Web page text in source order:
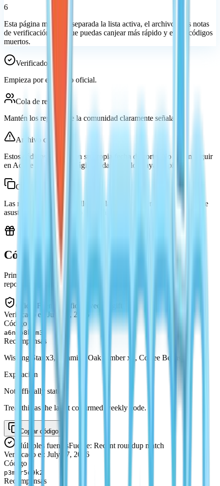
6
Esta página mantiene separada la lista activa, el archivo y las notas
de verificación para que puedas canjear más rápido y evitar códigos
muertos.
Verificado ahora
Empieza por el código oficial.
Cola de revisión
Mantén los reportes de la comunidad claramente señalados.
Archivo caducado
Estos códigos ya pasaron su propia fecha de corte. No deben seguir
en Active aunque otra página todavía no los haya limpiado.
Copiar rápido
Las recompensas suelen llegar a la mailbox fuera de la casa. No te
asustes si el inventario no cambia al instante.
Códigos activos
Primero los oficiales, luego los de múltiples fuentes y después los
reportados por la comunidad.
Oficial Fuente
Official weekly gift
Verificado el
:July 28, 2026
Código
a6n2p8k7m3
Recompensas
Wishing Star x3, Roaming Oak Timber x1, Coffee Beans x3
Expiración
Not officially stated
Treat this as the latest confirmed weekly code.
Copiar código
Múltiples fuentesFuente: Recent roundup match
Verificado el : July 27, 2026
Código
p3m7r5q9k2
Recompensas